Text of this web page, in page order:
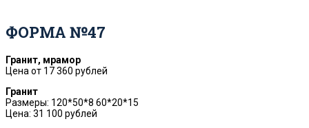
ФОРМА №47
Гранит, мрамор
Цена от 17 360 рублей
Гранит
Размеры: 120*50*8 60*20*15
Цена: 31 100 рублей